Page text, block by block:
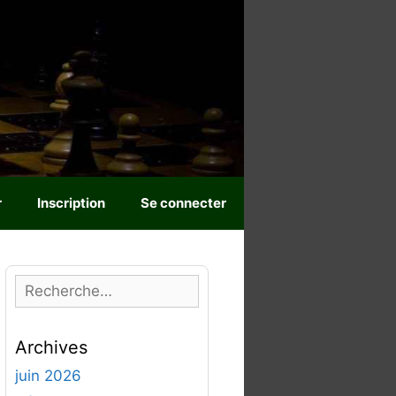
Inscription Se connecter
e
h
e
Archives
juin 2026